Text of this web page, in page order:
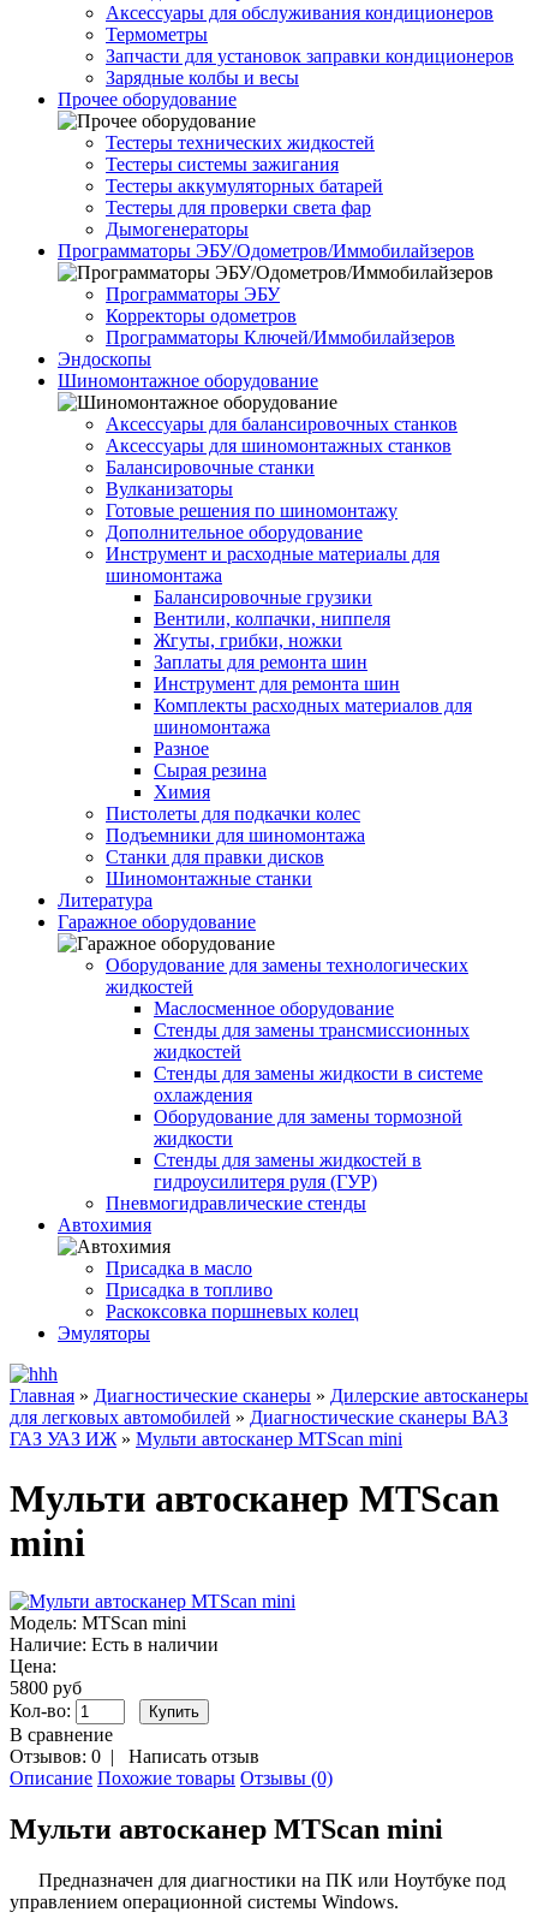
Аксессуары для обслуживания кондиционеров
Термометры
Запчасти для установок заправки кондиционеров
Зарядные колбы и весы
Прочее оборудование
Тестеры технических жидкостей
Тестеры системы зажигания
Тестеры аккумуляторных батарей
Тестеры для проверки света фар
Дымогенераторы
Программаторы ЭБУ/Одометров/Иммобилайзеров
Программаторы ЭБУ
Корректоры одометров
Программаторы Ключей/Иммобилайзеров
Эндоскопы
Шиномонтажное оборудование
Аксессуары для балансировочных станков
Аксессуары для шиномонтажных станков
Балансировочные станки
Вулканизаторы
Готовые решения по шиномонтажу
Дополнительное оборудование
Инструмент и расходные материалы для
шиномонтажа
Балансировочные грузики
Вентили, колпачки, ниппеля
Жгуты, грибки, ножки
Заплаты для ремонта шин
Инструмент для ремонта шин
Комплекты расходных материалов для
шиномонтажа
Разное
Сырая резина
Химия
Пистолеты для подкачки колес
Подъемники для шиномонтажа
Станки для правки дисков
Шиномонтажные станки
Литература
Гаражное оборудование
Оборудование для замены технологических
жидкостей
Маслосменное оборудование
Стенды для замены трансмиссионных
жидкостей
Стенды для замены жидкости в системе
охлаждения
Оборудование для замены тормозной
жидкости
Стенды для замены жидкостей в
гидроусилитеря руля (ГУР)
Пневмогидравлические стенды
Автохимия
Присадка в масло
Присадка в топливо
Раскоксовка поршневых колец
Эмуляторы
Главная » Диагностические сканеры » Дилерские автосканеры
для легковых автомобилей » Диагностические сканеры ВАЗ
ГАЗ УАЗ ИЖ » Мульти автосканер MTScan mini
Мульти автосканер MTScan
mini
Модель: MTScan mini
Наличие: Есть в наличии
Цена:
5800 руб
Кол-во:
В сравнение
Отзывов: 0 | Написать отзыв
Описание Похожие товары Отзывы (0)
Мульти автосканер MTScan mini
Предназначен для диагностики на ПК или Ноутбуке под
управлением операционной системы Windows.